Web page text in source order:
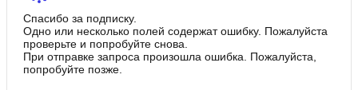
Спасибо за подписку.
Одно или несколько полей содержат ошибку. Пожалуйста
проверьте и попробуйте снова.
При отправке запроса произошла ошибка. Пожалуйста,
попробуйте позже.